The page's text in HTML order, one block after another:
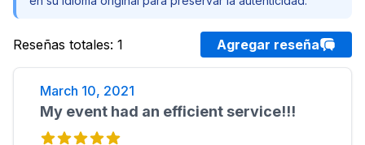
Reseñas totales: 1 Agregar reseña
March 10, 2021
My event had an efficient service!!!